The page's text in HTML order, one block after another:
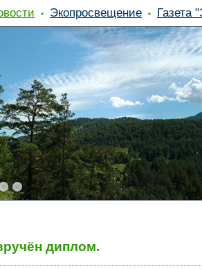
Экопросвещение Газета
диплом.